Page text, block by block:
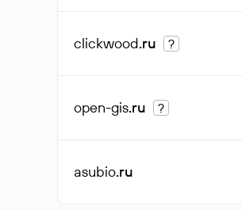
clickwood.ru ?
open-gis.ru ?
asubio.ru